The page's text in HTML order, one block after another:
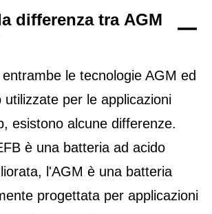
differenza tra AGM
le tecnologie AGM ed
utilizzate per le applicazioni
esistono alcune differenze.
è una batteria ad acido
l'AGM è una batteria
progettata per applicazioni